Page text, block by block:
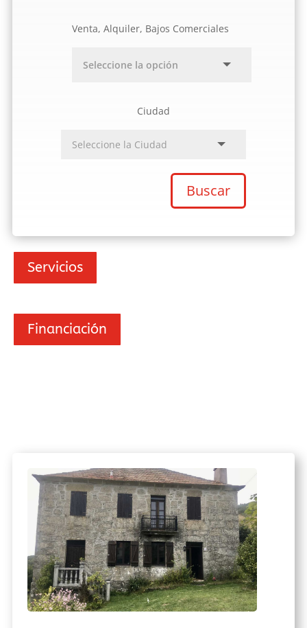
Venta, Alquiler, Bajos Comerciales
Ciudad
Buscar
Servicios
Financiación